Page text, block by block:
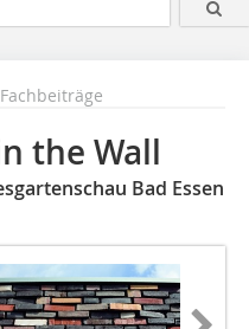
Fachbeiträge
the Wall
Bad Essen